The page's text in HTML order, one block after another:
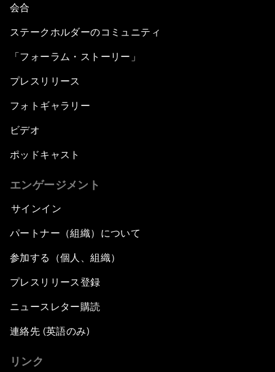
会合
ステークホルダーのコミュニティ
「フォーラム・ストーリー」
プレスリリース
フォトギャラリー
ビデオ
ポッドキャスト
エンゲージメント
サインイン
パートナー（組織）について
参加する（個人、組織）
プレスリリース登録
ニュースレター購読
連絡先 (英語のみ)
リンク